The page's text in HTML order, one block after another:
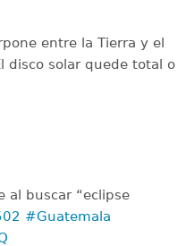
entre la Tierra y el
disco solar quede total o
al buscar “eclipse
#Guatemala